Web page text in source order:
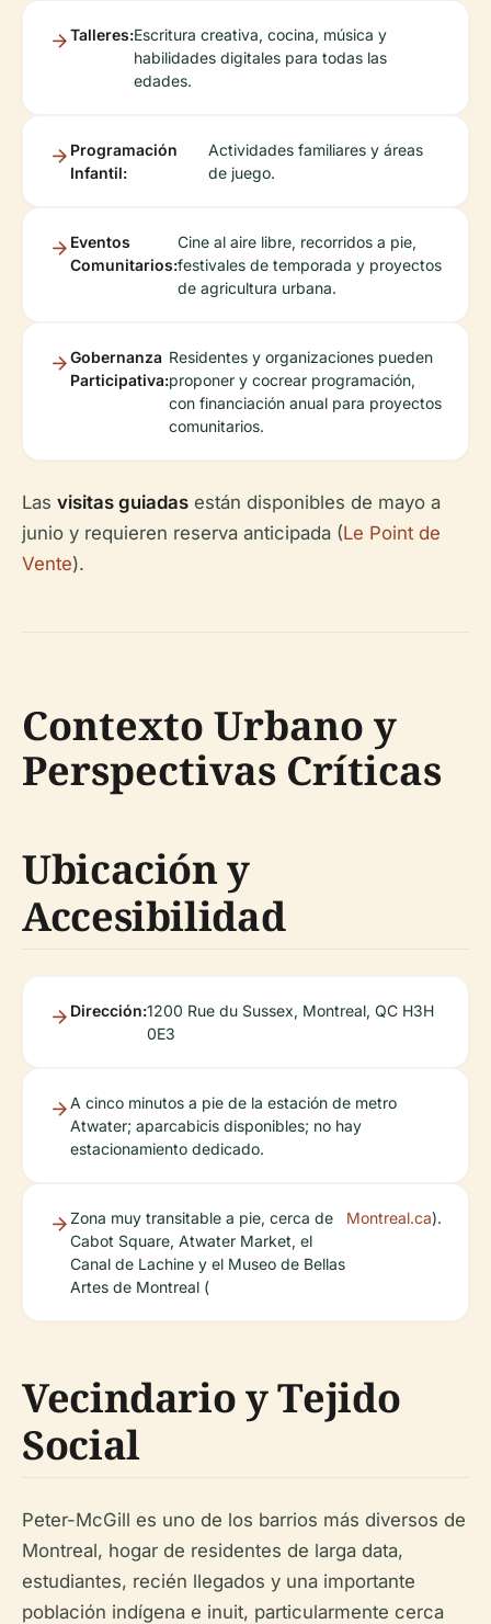
Talleres:Escritura creativa, cocina, música y
habilidades digitales para todas las
edades.
Programación
Infantil:
Actividades familiares y áreas
de juego.
Eventos
Comunitarios:
Cine al aire libre, recorridos a pie,
festivales de temporada y proyectos
de agricultura urbana.
Gobernanza
Participativa:
Residentes y organizaciones pueden
proponer y cocrear programación,
con financiación anual para proyectos
comunitarios.
Las visitas guiadas están disponibles de mayo a
junio y requieren reserva anticipada (Le Point de
Vente).
Contexto Urbano y
Perspectivas Críticas
Ubicación y
Accesibilidad
Dirección:1200 Rue du Sussex, Montreal, QC H3H
0E3
A cinco minutos a pie de la estación de metro
Atwater; aparcabicis disponibles; no hay
estacionamiento dedicado.
Zona muy transitable a pie, cerca de
Cabot Square, Atwater Market, el
Canal de Lachine y el Museo de Bellas
Artes de Montreal (
Montreal.ca).
Vecindario y Tejido
Social
Peter-McGill es uno de los barrios más diversos de
Montreal, hogar de residentes de larga data,
estudiantes, recién llegados y una importante
población indígena e inuit, particularmente cerca